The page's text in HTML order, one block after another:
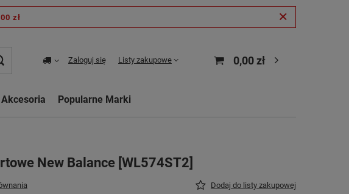
zł
Zaloguj się Listy zakupowe 0,00 zł
Akcesoria Popularne Marki
New Balance [WL574ST2]
Dodaj do listy zakupowej